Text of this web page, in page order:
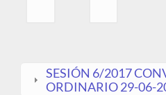
SESIÓN 6/2017
ORDINARIO 29-06-